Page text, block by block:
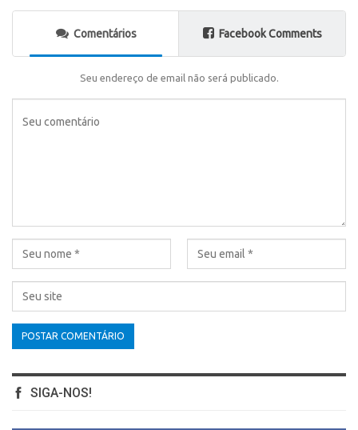
Comentários Facebook Comments
Seu endereço de email não será publicado.
SIGA-NOS!